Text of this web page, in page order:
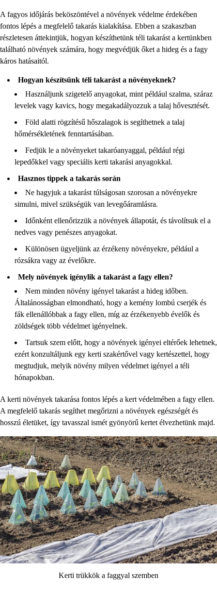
A fagyos időjárás beköszöntével a növények védelme érdekében
fontos lépés a megfelelő takarás kialakítása. Ebben a szakaszban
részletesen áttekintjük, hogyan készíthetünk téli takarást a kertünkben
található növények számára, hogy megvédjük őket a hideg és a fagy
káros hatásaitól.
Hogyan készítsünk téli takarást a növényeknek?
Használjunk szigetelő anyagokat, mint például szalma, száraz
levelek vagy kavics, hogy megakadályozzuk a talaj hővesztését.
Föld alatti rögzítésű hőszalagok is segíthetnek a talaj
hőmérsékletének fenntartásában.
Fedjük le a növényeket takaróanyaggal, például régi
lepedőkkel vagy speciális kerti takarási anyagokkal.
Hasznos tippek a takarás során
Ne hagyjuk a takarást túlságosan szorosan a növényekre
simulni, mivel szükségük van levegőáramlásra.
Időnként ellenőrizzük a növények állapotát, és távolítsuk el a
nedves vagy penészes anyagokat.
Különösen ügyeljünk az érzékeny növényekre, például a
rózsákra vagy az évelőkre.
Mely növények igénylik a takarást a fagy ellen?
Nem minden növény igényel takarást a hideg időben.
Általánosságban elmondható, hogy a kemény lombú cserjék és
fák ellenállóbbak a fagy ellen, míg az érzékenyebb évelők és
zöldségek több védelmet igényelnek.
Tartsuk szem előtt, hogy a növények igényei eltérőek lehetnek,
ezért konzultáljunk egy kerti szakértővel vagy kertészettel, hogy
megtudjuk, melyik növény milyen védelmet igényel a téli
hónapokban.
A kerti növények takarása fontos lépés a kert védelmében a fagy ellen.
A megfelelő takarás segíthet megőrizni a növények egészségét és
hosszú életüket, így tavasszal ismét gyönyörű kertet élvezhetünk majd.
Kerti trükkök a faggyal szemben